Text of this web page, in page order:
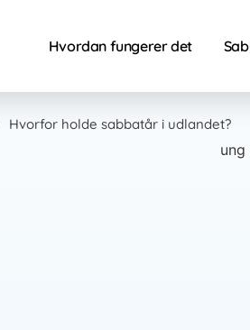
Hvordan fungerer det
Hvorfor holde sabbatår i udlandet?